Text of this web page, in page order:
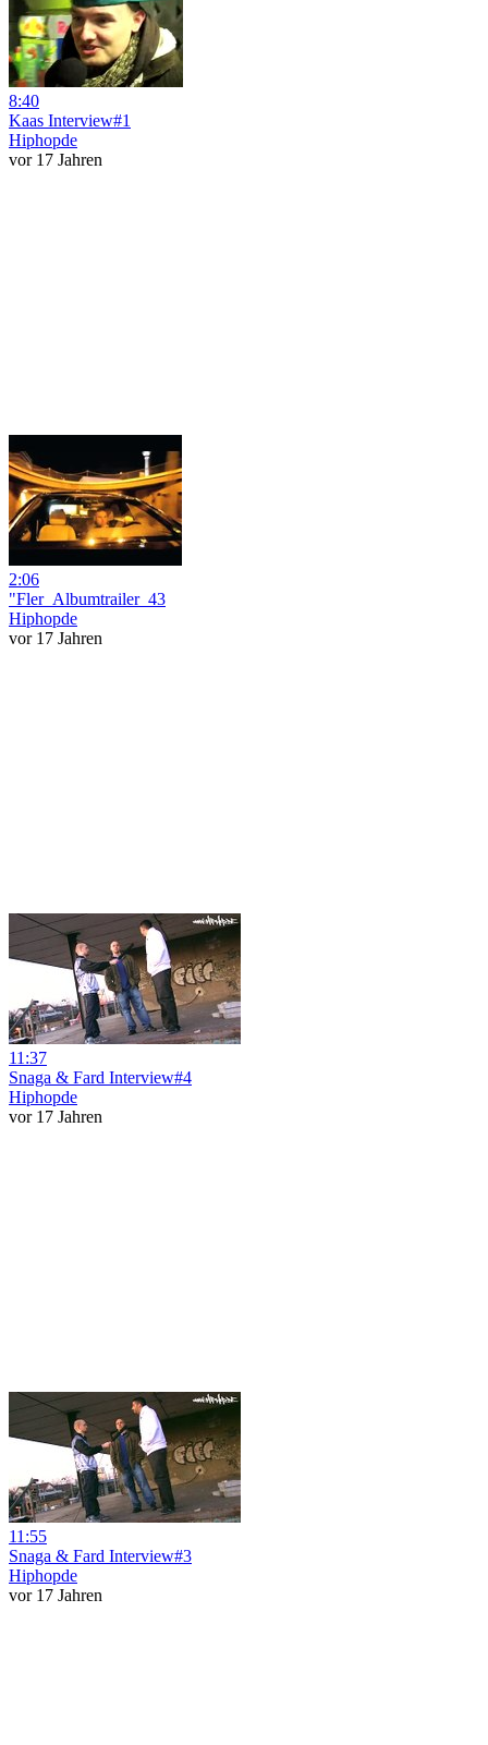
8:40
Kaas Interview#1
Hiphopde
vor 17 Jahren
2:06
"Fler_Albumtrailer_43
Hiphopde
vor 17 Jahren
11:37
Snaga & Fard Interview#4
Hiphopde
vor 17 Jahren
11:55
Snaga & Fard Interview#3
Hiphopde
vor 17 Jahren